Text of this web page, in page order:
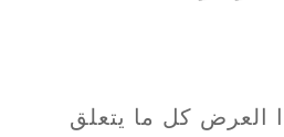
العرض كل ما يتعلق